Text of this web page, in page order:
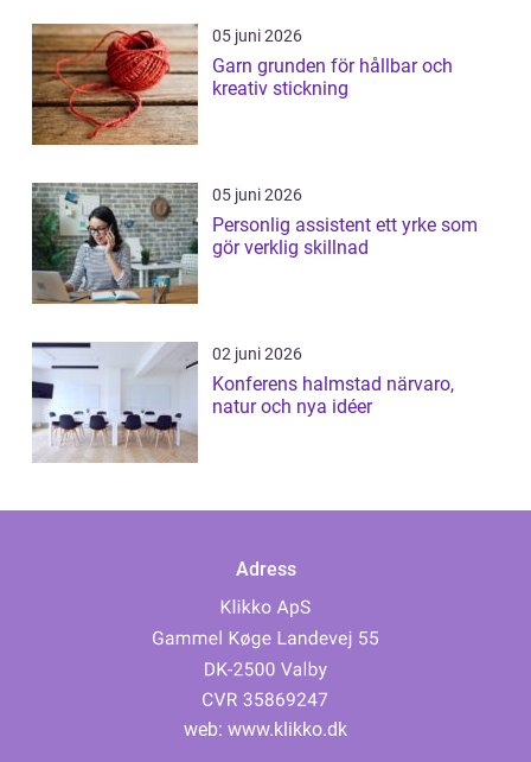
05 juni 2026
Garn grunden för hållbar och
kreativ stickning
05 juni 2026
Personlig assistent ett yrke som
gör verklig skillnad
02 juni 2026
Konferens halmstad närvaro,
natur och nya idéer
Adress
web: www.klikko.dk